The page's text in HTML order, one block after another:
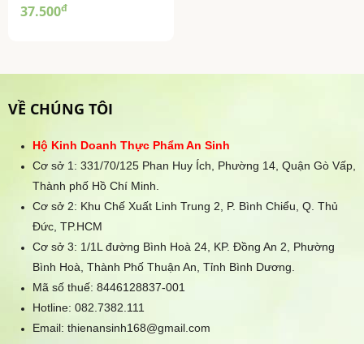
37.500đ
VỀ CHÚNG TÔI
Hộ Kinh Doanh Thực Phẩm An Sinh
Cơ sở 1: 331/70/125 Phan Huy Ích, Phường 14, Quận Gò Vấp,
Thành phố Hồ Chí Minh.
Cơ sở 2: Khu Chế Xuất Linh Trung 2, P. Bình Chiểu, Q. Thủ
Đức, TP.HCM
Cơ sở 3: 1/1L đường Bình Hoà 24, KP. Đồng An 2, Phường
Bình Hoà, Thành Phố Thuận An, Tỉnh Bình Dương.
Mã số thuế: 8446128837-001
Hotline: 082.7382.111
Email: thienansinh168@gmail.com